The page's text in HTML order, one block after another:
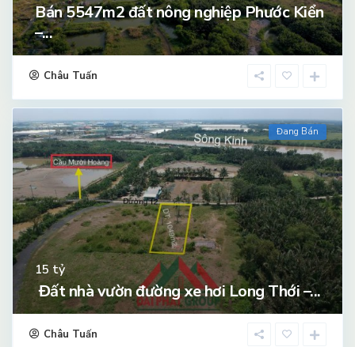
Bán 5547m2 đất nông nghiệp Phước Kiển
–...
Châu Tuấn
Đang Bán
15 tỷ
Đất nhà vườn đường xe hơi Long Thới –...
Châu Tuấn